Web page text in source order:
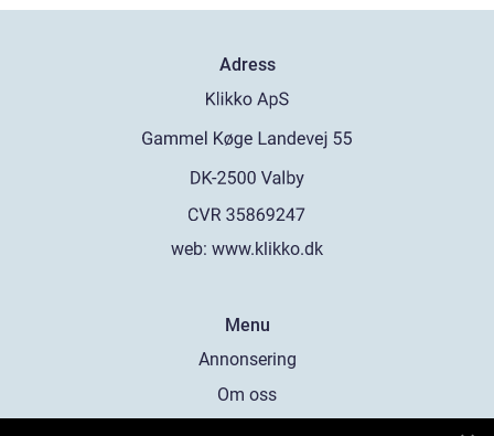
Adress
web: www.klikko.dk
Menu
Annonsering
Om oss